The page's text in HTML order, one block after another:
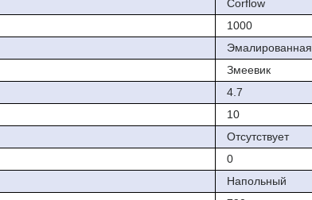
плотности (100 мм)
Corflow
1000
Эмалированная
Змеевик
4.7
10
Отсутствует
0
Напольный